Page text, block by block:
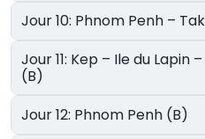
Jour 10: Phnom Penh
Jour 11: Kep – Ile du Lapin – Kep – Phnom Penh
(B)
Jour 12: Phnom Penh (B)